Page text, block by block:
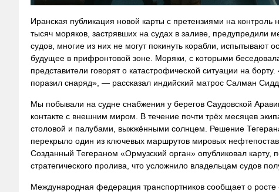
Иранская публикация новой карты с претензиями на
тысяч моряков, застрявших на судах в заливе,
судов, многие из них не могут покинуть корабли, испытывают
будущее в прифронтовой зоне. Моряки, с которыми
представители говорят о катастрофической ситуации на
поразил снаряд», — рассказал индийский матрос Салман
Мы побывали на судне снабжения у берегов Саудовской
контакте с внешним миром. В течение почти трёх месяцев
столовой и палубами, выжжёнными солнцем. Решение
перекрыло один из ключевых маршрутов мировых
Созданный Тегераном «Ормузский орган» опубликовал
стратегического пролива, что усложнило владельцам судов
Международная федерация транспортников сообщает о